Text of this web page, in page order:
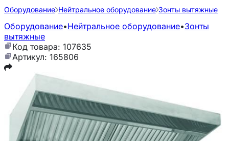
Оборудование Нейтральное оборудование Зонты вытяжные
Оборудование•Нейтральное оборудование•Зонты
вытяжные
Код товара: 107635
Артикул: 165806